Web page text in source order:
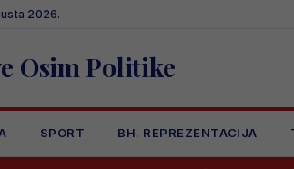
2026.
Osim Politike
SPORT BH. REPREZENTACIJA